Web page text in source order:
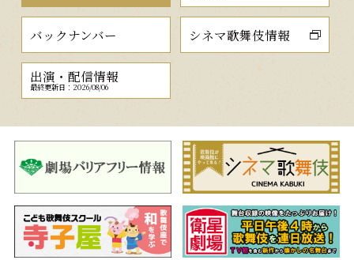
バックナンバー シネマ歌舞伎情報
出演・配信情報
最終更新日：2026/08/06